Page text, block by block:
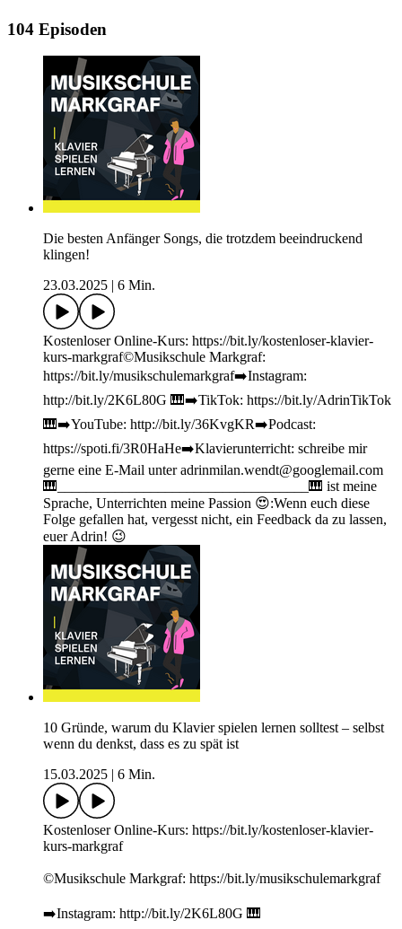
104 Episoden
Die besten Anfänger Songs, die trotzdem beeindruckend
klingen!
23.03.2025
6 Min.
Kostenloser Online-Kurs: https://bit.ly/kostenloser-klavier-
kurs-markgraf©Musikschule Markgraf:
https://bit.ly/musikschulemarkgraf➡️Instagram:
http://bit.ly/2K6L80G 🎹➡️TikTok: https://bit.ly/AdrinTikTok
🎹➡️YouTube: http://bit.ly/36KvgKR➡️Podcast:
https://spoti.fi/3R0HaHe➡️Klavierunterricht: schreibe mir
gerne eine E-Mail unter adrinmilan.wendt@googlemail.com
🎹___________________________________🎹 ist meine
Sprache, Unterrichten meine Passion 😍:Wenn euch diese
Folge gefallen hat, vergesst nicht, ein Feedback da zu lassen,
euer Adrin! 😉
10 Gründe, warum du Klavier spielen lernen solltest – selbst
wenn du denkst, dass es zu spät ist
15.03.2025
6 Min.
Kostenloser Online-Kurs: https://bit.ly/kostenloser-klavier-
kurs-markgraf
©Musikschule Markgraf: https://bit.ly/musikschulemarkgraf
➡️Instagram: http://bit.ly/2K6L80G 🎹